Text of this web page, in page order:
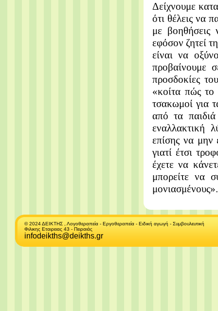
Δείχνουμε
ότι θέλεις να
με βοηθήσεις
εφόσον ζητεί
είναι να
προβαίνουμε
προσδοκίες
«κοίτα πώς το
τσακωμοί για
από τα
εναλλακτική
επίσης να μην
γιατί έτσι
έχετε να
μπορείτε να
μονιασμένους».
© 2024 ΔΕΙΚΤΗΣ , Λογοθεραπεία - Εργοθεραπεία - Ειδική αγωγή - Συμβουλευτική
Φιλικης Εταιρειας 43 - Πειραιάς
infodeikths@deikths.gr